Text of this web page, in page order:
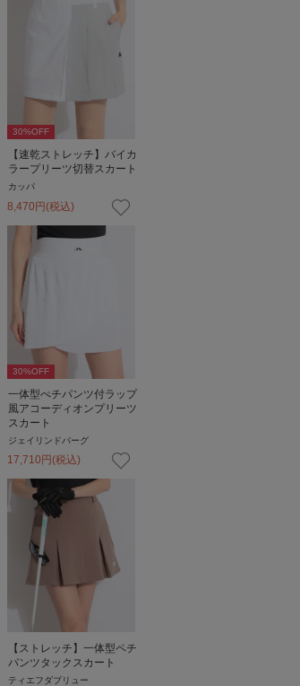
30%OFF
【速乾ストレッチ】バイカ
ラープリーツ切替スカート
カッパ
8,470円(税込)
30%OFF
一体型ぺチパンツ付ラップ
風アコーディオンプリーツ
スカート
ジェイリンドバーグ
17,710 円 (税込)
【ストレッチ】一体型ペチ
パンツタックスカート
ティエフダブリュー